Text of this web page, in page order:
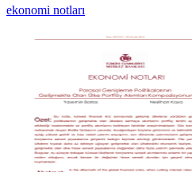
ekonomi notları